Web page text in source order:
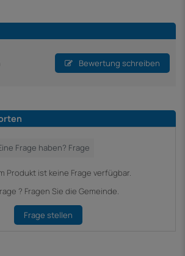
Bewertung schreiben
Produkt ist keine Frage verfügbar.
? Fragen Sie die Gemeinde.
Frage stellen